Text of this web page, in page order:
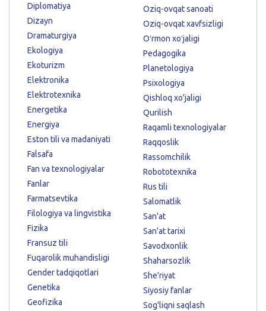
Diplomatiya
Dizayn
Dramaturgiya
Ekologiya
Ekoturizm
Elektronika
Elektrotexnika
Energetika
Energiya
Eston tili va madaniyati
Falsafa
Fan va texnologiyalar
Fanlar
Farmatsevtika
Filologiya va lingvistika
Fizika
Fransuz tili
Fuqarolik muhandisligi
Gender tadqiqotlari
Genetika
Geofizika
Oziq-ovqat sanoati
Oziq-ovqat xavfsizligi
Oʻrmon xoʻjaligi
Pedagogika
Planetologiya
Psixologiya
Qishloq xo'jaligi
Qurilish
Raqamli texnologiyalar
Raqqoslik
Rassomchilik
Robototexnika
Rus tili
Salomatlik
San'at
San'at tarixi
Savodxonlik
Shaharsozlik
She'riyat
Siyosiy fanlar
Sog'liqni saqlash